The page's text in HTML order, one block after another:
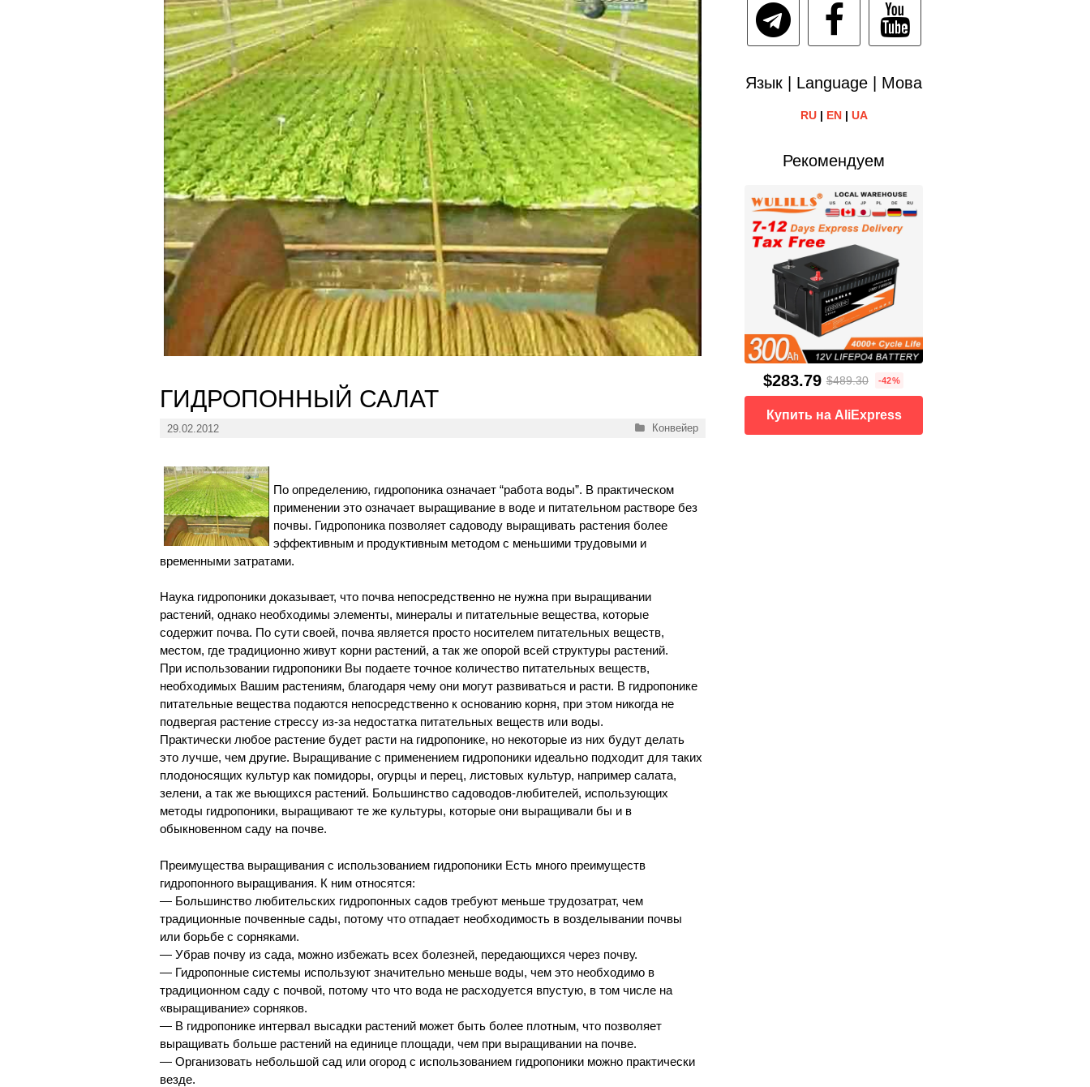
ГИДРОПОННЫЙ САЛАТ
29.02.2012 Рубрики
Конвейер
По определению, гидропоника означает “работа воды”. В практическом
применении это означает выращивание в воде и питательном растворе без
почвы. Гидропоника позволяет садоводу выращивать растения более
эффективным и продуктивным методом с меньшими трудовыми и
временными затратами.
Наука гидропоники доказывает, что почва непосредственно не нужна при выращивании
растений, однако необходимы элементы, минералы и питательные вещества, которые
содержит почва. По сути своей, почва является просто носителем питательных веществ,
местом, где традиционно живут корни растений, а так же опорой всей структуры растений.
При использовании гидропоники Вы подаете точное количество питательных веществ,
необходимых Вашим растениям, благодаря чему они могут развиваться и расти. В гидропонике
питательные вещества подаются непосредственно к основанию корня, при этом никогда не
подвергая растение стрессу из-за недостатка питательных веществ или воды.
Практически любое растение будет расти на гидропонике, но некоторые из них будут делать
это лучше, чем другие. Выращивание с применением гидропоники идеально подходит для таких
плодоносящих культур как помидоры, огурцы и перец, листовых культур, например салата,
зелени, а так же вьющихся растений. Большинство садоводов-любителей, использующих
методы гидропоники, выращивают те же культуры, которые они выращивали бы и в
обыкновенном саду на почве.
Преимущества выращивания с использованием гидропоники Есть много преимуществ
гидропонного выращивания. К ним относятся:
— Большинство любительских гидропонных садов требуют меньше трудозатрат, чем
традиционные почвенные сады, потому что отпадает необходимость в возделывании почвы
или борьбе с сорняками.
— Убрав почву из сада, можно избежать всех болезней, передающихся через почву.
— Гидропонные системы используют значительно меньше воды, чем это необходимо в
традиционном саду с почвой, потому что что вода не расходуется впустую, в том числе на
«выращивание» сорняков.
— В гидропонике интервал высадки растений может быть более плотным, что позволяет
выращивать больше растений на единице площади, чем при выращивании на почве.
— Организовать небольшой сад или огород с использованием гидропоники можно практически
везде.
Язык | Language | Мова
RU| EN| UA
Рекомендуем
$283.79 $489.30 -42%
Купить на AliExpress